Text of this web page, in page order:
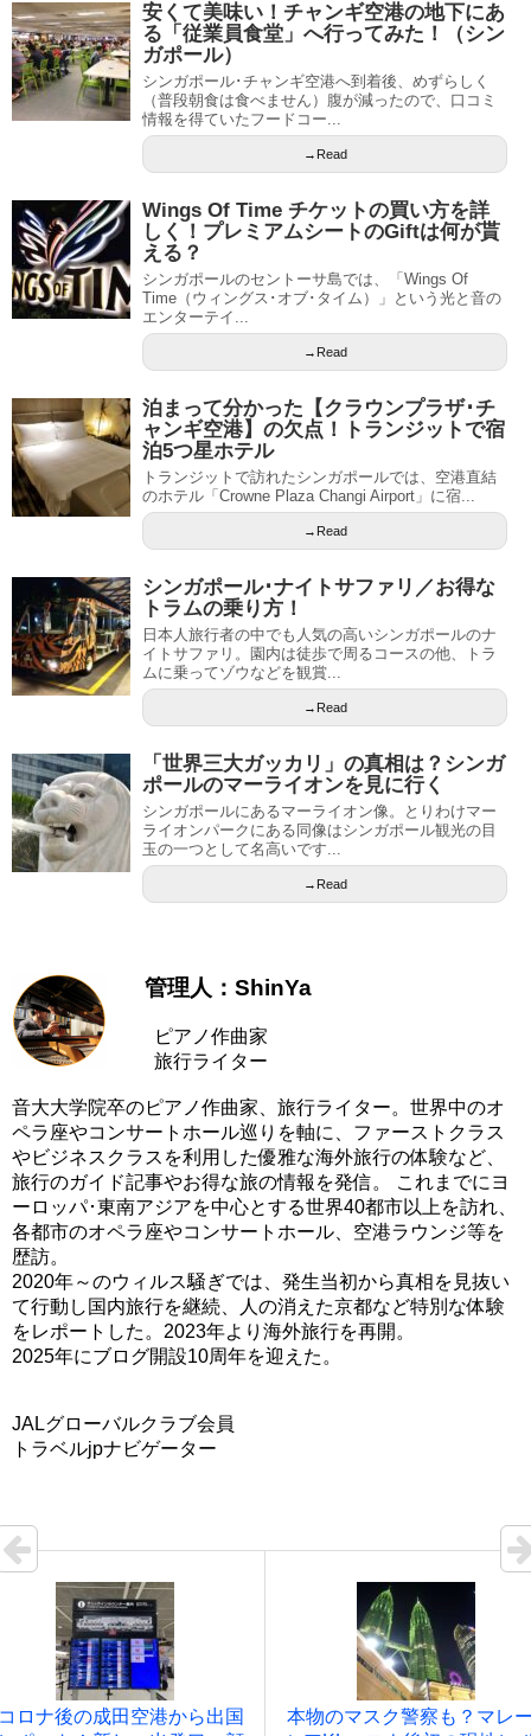
安くて美味い！チャンギ空港の地下にあ
る「従業員食堂」へ行ってみた！（シン
ガポール）
シンガポール･チャンギ空港へ到着後、めずらしく
（普段朝食は食べません）腹が減ったので、口コミ
情報を得ていたフードコー...
→Read
Wings Of Time チケットの買い方を詳
しく！プレミアムシートのGiftは何が貰
える？
シンガポールのセントーサ島では、「Wings Of
Time（ウィングス･オブ･タイム）」という光と音の
エンターテイ...
→Read
泊まって分かった【クラウンプラザ･チ
ャンギ空港】の欠点！トランジットで宿
泊5つ星ホテル
トランジットで訪れたシンガポールでは、空港直結
のホテル「Crowne Plaza Changi Airport」に宿...
→Read
シンガポール･ナイトサファリ／お得な
トラムの乗り方！
日本人旅行者の中でも人気の高いシンガポールのナ
イトサファリ。園内は徒歩で周るコースの他、トラ
ムに乗ってゾウなどを観賞...
→Read
「世界三大ガッカリ」の真相は？シンガ
ポールのマーライオンを見に行く
シンガポールにあるマーライオン像。とりわけマー
ライオンパークにある同像はシンガポール観光の目
玉の一つとして名高いです...
→Read
管理人：ShinYa
ピアノ作曲家
旅行ライター
音大大学院卒のピアノ作曲家、旅行ライター。世界中のオ
ペラ座やコンサートホール巡りを軸に、ファーストクラス
やビジネスクラスを利用した優雅な海外旅行の体験など、
旅行のガイド記事やお得な旅の情報を発信。 これまでにヨ
ーロッパ･東南アジアを中心とする世界40都市以上を訪れ、
各都市のオペラ座やコンサートホール、空港ラウンジ等を
歴訪。
2020年～のウィルス騒ぎでは、発生当初から真相を見抜い
て行動し国内旅行を継続、人の消えた京都など特別な体験
をレポートした。2023年より海外旅行を再開。
2025年にブログ開設10周年を迎えた。
JALグローバルクラブ会員
トラベルjpナビゲーター
ロナ後の成田空港から出国
本物のマスク警察も？マレ